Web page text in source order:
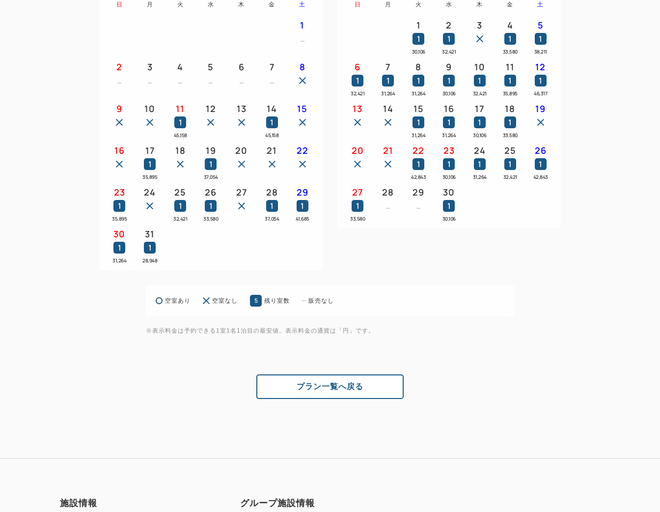
トドリンクもフリーフローとしてご提供いたします。
※アルコール・ソフトドリンクのフリーフローは宿泊料金に含まれてお
※フリーフローは90分制となります。
※20歳未満の方には酒類を提供できません。
■お風呂■
宝石を散りばめたような夜景とコバルト色の相模灘の景色が一面に広が
るタワー館『海望の湯』をお楽しみいただけます。
AQUA SQUARE：チェックイン/15:00 チェックアウト/10:00
※全客室禁煙です。
※お部屋の階層や部屋番号はご指定いただけません。
日 月 火 水 木 金 土
1
2 3 4 5 6 7 8
9 10 11
1
45,158
12 13 14
1
45,158
15
16 17
1
35,895
18 19
1
37,054
20 21 22
23
1
35,895
24 25
1
32,421
26
1
33,580
27 28
1
37,054
29
1
41,685
30
1
31,264
31
1
28,948
日 月 火 水 木 金 土
1
1
30,106
2
1
32,421
3 4
1
33,580
5
1
38,211
6
1
32,421
7
1
31,264
8
1
31,264
9
1
30,106
10
1
32,421
11
1
35,895
12
1
46,317
13 14 15
1
31,264
16
1
31,264
17
1
30,106
18
1
33,580
19
20 21 22
1
42,843
23
1
30,106
24
1
31,264
25
1
32,421
26
1
42,843
27
1
33,580
28 29 30
1
30,106
空室あり 空室なし 5 残り室数 販売なし
※表示料金は予約できる1室1名1泊目の最安値。表示料金の通貨は「円」です。
プラン一覧へ戻る
施設情報 グループ施設情報